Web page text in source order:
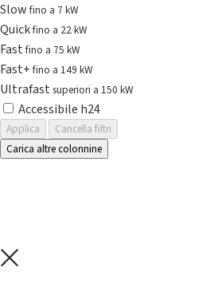
Slowfino a 7 kW
Quickfino a 22 kW
Fastfino a 75 kW
Fast+fino a 149 kW
Ultrafast superiori a 150 kW
Accessibile h24
Applica
Cancella filtri
Carica altre colonnine